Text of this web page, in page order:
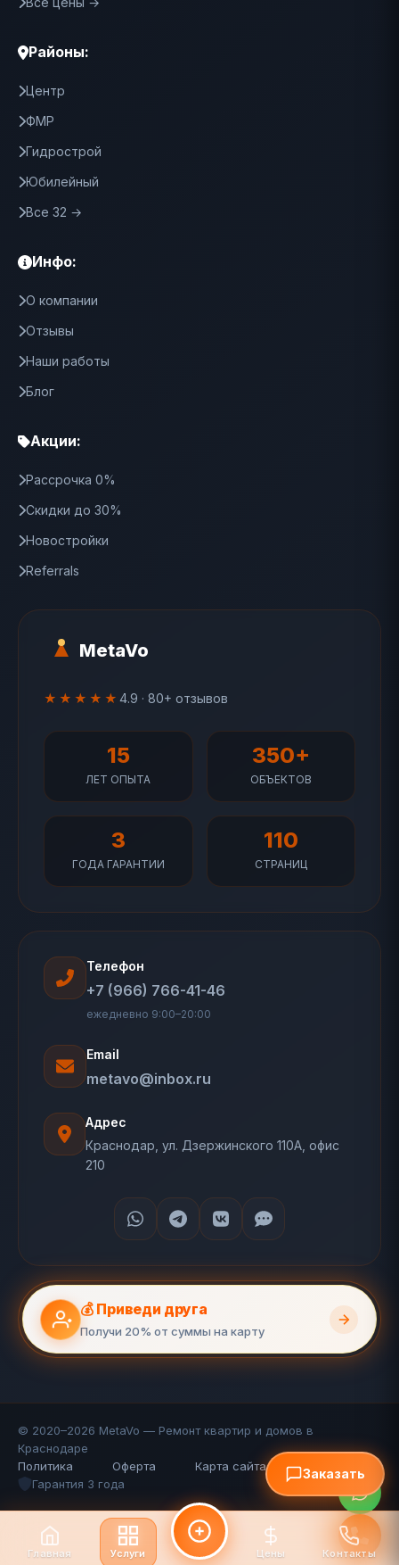
MetaVo
★★★★★ 4.9 · 80+ отзывов
15
ЛЕТ ОПЫТА
350+
ОБЪЕКТОВ
3
ГОДА ГАРАНТИИ
110
СТРАНИЦ
Районы:
Центр
ФМР
Гидрострой
Юбилейный
Все 32 →
Инфо:
О компании
Отзывы
Наши работы
Блог
Акции:
Рассрочка 0%
Скидки до 30%
Новостройки
Referrals
Телефон
+7 (966) 766-41-46
ежедневно 9:00–20:00
Email
metavo@inbox.ru
Адрес
Краснодар, ул. Дзержинского 110А, офис
210
💰 Приведи друга
Получи 20% от суммы на карту
© 2020–2026 MetaVo — Ремонт квартир и домов в
Краснодаре
Политика
Оферта Карта сайта (110 стр.)
FAQ
Гарантия 3 года
Заказать
Главная Услуги Цены Контакты